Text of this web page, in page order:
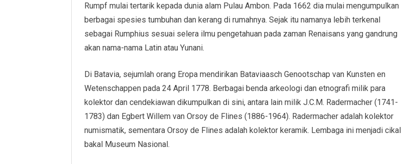
Rumpf mulai tertarik kepada dunia alam Pulau Ambon. Pada 1662 dia mulai mengumpulkan
berbagai spesies tumbuhan dan kerang di rumahnya. Sejak itu namanya lebih terkenal
sebagai Rumphius sesuai selera ilmu pengetahuan pada zaman Renaisans yang gandrung
akan nama-nama Latin atau Yunani.
Di Batavia, sejumlah orang Eropa mendirikan Bataviaasch Genootschap van Kunsten en
Wetenschappen pada 24 April 1778. Berbagai benda arkeologi dan etnografi milik para
kolektor dan cendekiawan dikumpulkan di sini, antara lain milik J.C.M. Radermacher (1741-
1783) dan Egbert Willem van Orsoy de Flines (1886-1964). Radermacher adalah kolektor
numismatik, sementara Orsoy de Flines adalah kolektor keramik. Lembaga ini menjadi cikal
bakal Museum Nasional.